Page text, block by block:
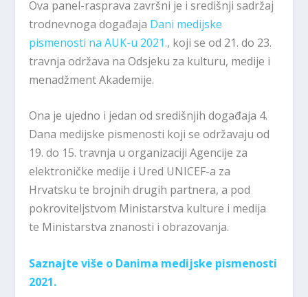
Ova panel-rasprava završni je i središnji sadržaj
trodnevnoga događaja Dani medijske
pismenosti na AUK-u 2021., koji se od 21. do 23.
travnja održava na Odsjeku za kulturu, medije i
menadžment Akademije.
Ona je ujedno i jedan od središnjih događaja 4.
Dana medijske pismenosti koji se održavaju od
19. do 15. travnja u organizaciji Agencije za
elektroničke medije i Ured UNICEF-a za
Hrvatsku te brojnih drugih partnera, a pod
pokroviteljstvom Ministarstva kulture i medija
te Ministarstva znanosti i obrazovanja.
Saznajte više o Danima medijske pismenosti
2021.